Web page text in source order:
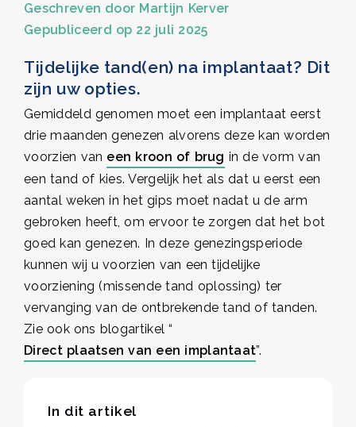
Vacatures
Geschreven door Martijn Kerver
Gepubliceerd op 22 juli 2025
Tijdelijke tand(en) na implantaat? Dit
zijn uw opties.
Gemiddeld genomen moet een implantaat eerst
drie maanden genezen alvorens deze kan worden
voorzien van een kroon of brug in de vorm van
een tand of kies. Vergelijk het als dat u eerst een
aantal weken in het gips moet nadat u de arm
gebroken heeft, om ervoor te zorgen dat het bot
goed kan genezen. In deze genezingsperiode
kunnen wij u voorzien van een tijdelijke
voorziening (missende tand oplossing) ter
vervanging van de ontbrekende tand of tanden.
Zie ook ons blogartikel “
Direct plaatsen van een implantaat”.
In dit artikel